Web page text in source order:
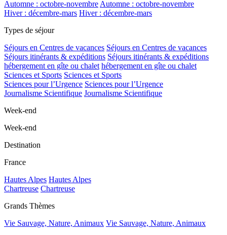
Automne : octobre-novembre Automne : octobre-novembre
Hiver : décembre-mars Hiver : décembre-mars
Types de séjour
Séjours en Centres de vacances Séjours en Centres de vacances
Séjours itinérants & expéditions Séjours itinérants & expéditions
hébergement en gîte ou chalet hébergement en gîte ou chalet
Sciences et Sports Sciences et Sports
Sciences pour l’Urgence Sciences pour l’Urgence
Journalisme Scientifique Journalisme Scientifique
Week-end
Week-end
Destination
France
Hautes Alpes Hautes Alpes
Chartreuse Chartreuse
Grands Thèmes
Vie Sauvage, Nature, Animaux Vie Sauvage, Nature, Animaux